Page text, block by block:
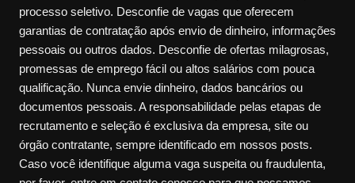
processo seletivo. Desconfie de vagas que oferecem
garantias de contratação após envio de dinheiro, informações
pessoais ou outros dados. Desconfie de ofertas milagrosas,
promessas de emprego fácil ou altos salários com pouca
qualificação. Nunca envie dinheiro, dados bancários ou
documentos pessoais. A responsabilidade pelas etapas de
recrutamento e seleção é exclusiva da empresa, site ou
órgão contratante, sempre identificado em nossos posts.
Caso você identifique alguma vaga suspeita ou fraudulenta,